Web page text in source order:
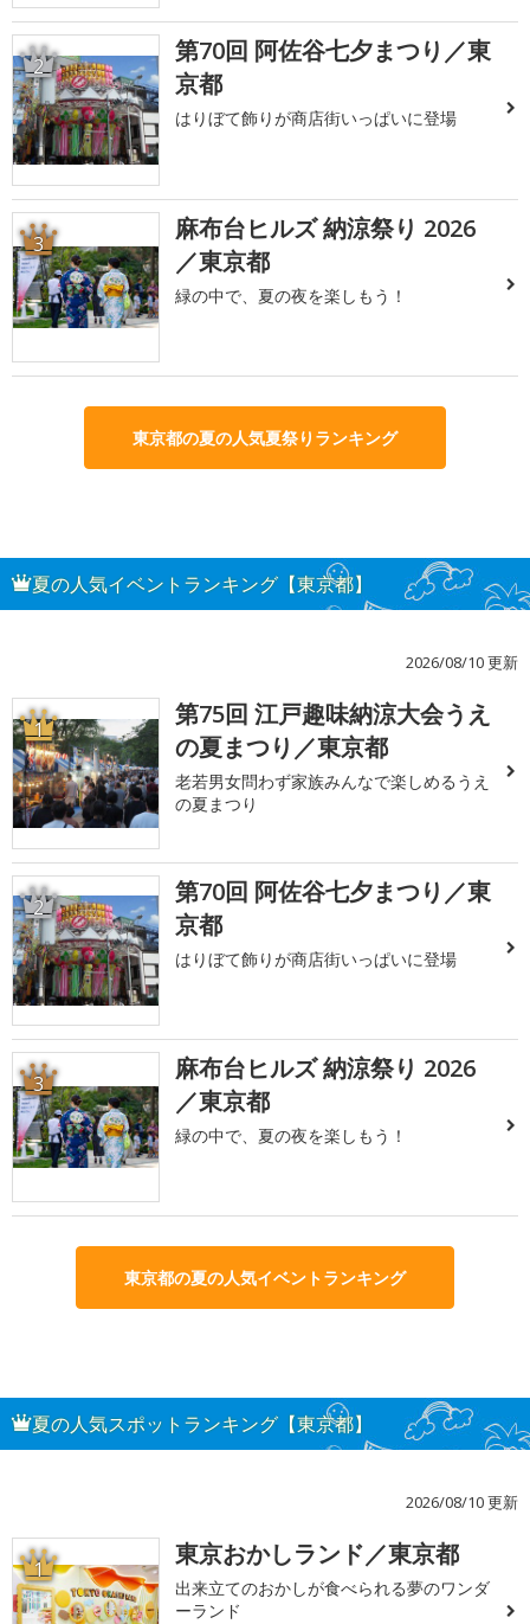
2
第70回 阿佐谷七夕まつり／東
京都
はりぼて飾りが商店街いっぱいに登場
3
麻布台ヒルズ 納涼祭り 2026
／東京都
緑の中で、夏の夜を楽しもう！
東京都の夏の人気夏祭りランキング
夏の人気イベントランキング【東京都】
2026/08/10 更新
1
第75回 江戸趣味納涼大会うえ
の夏まつり／東京都
老若男女問わず家族みんなで楽しめるうえ
の夏まつり
2
第70回 阿佐谷七夕まつり／東
京都
はりぼて飾りが商店街いっぱいに登場
3
麻布台ヒルズ 納涼祭り 2026
／東京都
緑の中で、夏の夜を楽しもう！
東京都の夏の人気イベントランキング
夏の人気スポットランキング【東京都】
2026/08/10 更新
1 東京おかしランド／東京都
出来立てのおかしが食べられる夢のワンダ
ーランド